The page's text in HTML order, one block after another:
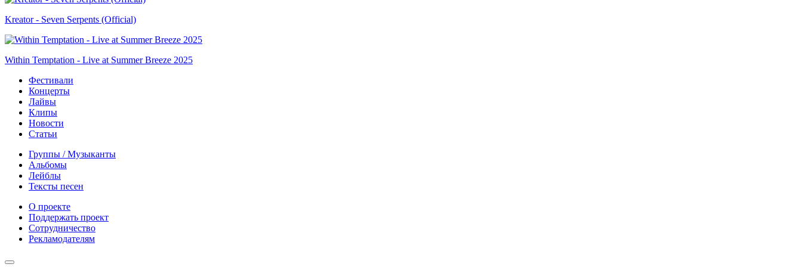
Kreator - Seven Serpents (Official)
Within Temptation - Live at Summer Breeze 2025
Фестивали
Концерты
Лайвы
Клипы
Новости
Статьи
Группы / Музыканты
Альбомы
Лейблы
Тексты песен
О проекте
Поддержать проект
Сотрудничество
Рекламодателям